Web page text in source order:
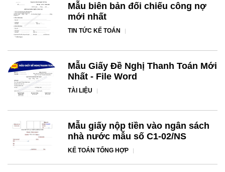
Mẫu biên bản đối chiếu công nợ
mới nhất
TIN TỨC KẾ TOÁN
Mẫu Giấy Đề Nghị Thanh Toán Mới
Nhất - File Word
TÀI LIỆU
Mẫu giấy nộp tiền vào ngân sách
nhà nước mẫu số C1-02/NS
KẾ TOÁN TỔNG HỢP